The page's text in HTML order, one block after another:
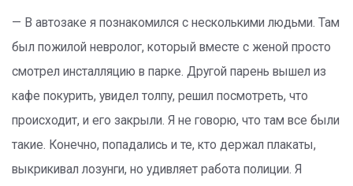
— В автозаке я познакомился с несколькими людьми. Там
был пожилой невролог, который вместе с женой просто
смотрел инсталляцию в парке. Другой парень вышел из
кафе покурить, увидел толпу, решил посмотреть, что
происходит, и его закрыли. Я не говорю, что там все были
такие. Конечно, попадались и те, кто держал плакаты,
выкрикивал лозунги, но удивляет работа полиции. Я